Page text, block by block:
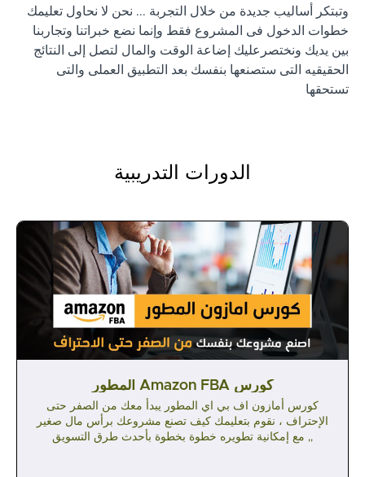
وتبتكر أساليب جديدة من خلال التجربة ... نحن لا نحاول تعليمك
خطوات الدخول فى المشروع فقط وإنما نضع خبراتنا وتجاربنا
بين يديك ونختصرعليك إضاعة الوقت والمال لتصل إلى النتائج
الحقيقيه التى ستصنعها بنفسك بعد التطبيق العملى والتى
تستحقها
الدورات التدريبية
المطور Amazon FBA كورس
كورس أمازون اف بي اي المطور يبدأ معك من الصفر حتى
الإحتراف ، نقوم بتعليمك كيف تصنع مشروعك برأس مال صغير
مع إمكانية تطويره خطوة بخطوة بأحدث طرق التسويق ,,